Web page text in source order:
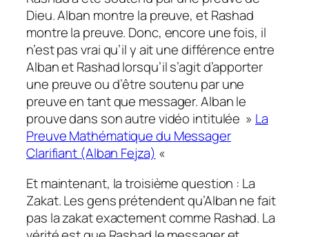
Dieu. Alban montre la preuve, et Rashad
montre la preuve. Donc, encore une fois, il
n’est pas vrai qu’il y ait une différence entre
Alban et Rashad lorsqu’il s’agit d’apporter
une preuve ou d’être soutenu par une
preuve en tant que messager. Alban le
prouve dans son autre vidéo intitulée » La
Preuve Mathématique du Messager
Clarifiant (Alban Fejza) «
Et maintenant, la troisième question : La
Zakat. Les gens prétendent qu’Alban ne fait
pas la zakat exactement comme Rashad. La